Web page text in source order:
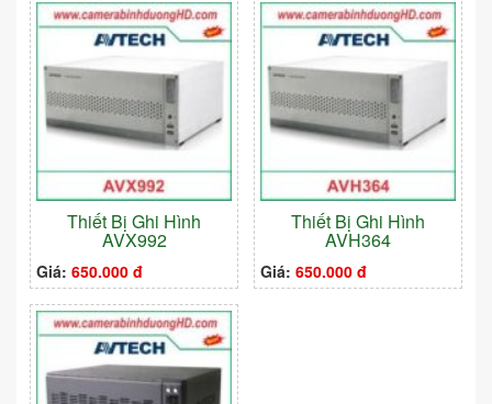
Thiết Bị Ghi Hình
AVX992
Giá: 650.000 đ
Thiết Bị Ghi Hình
AVH364
Giá: 650.000 đ